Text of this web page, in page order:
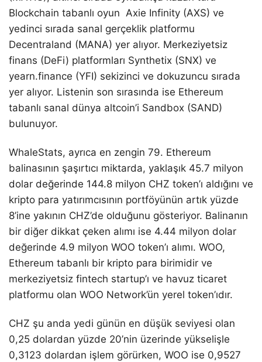
Blockchain tabanlı oyun Axie Infinity (AXS) ve
yedinci sırada sanal gerçeklik platformu
Decentraland (MANA) yer alıyor. Merkeziyetsiz
finans (DeFi) platformları Synthetix (SNX) ve
yearn.finance (YFI) sekizinci ve dokuzuncu sırada
yer alıyor. Listenin son sırasında ise Ethereum
tabanlı sanal dünya altcoin’i Sandbox (SAND)
bulunuyor.
WhaleStats, ayrıca en zengin 79. Ethereum
balinasının şaşırtıcı miktarda, yaklaşık 45.7 milyon
dolar değerinde 144.8 milyon CHZ token’ı aldığını ve
kripto para yatırımcısının portföyünün artık yüzde
8’ine yakının CHZ’de olduğunu gösteriyor. Balinanın
bir diğer dikkat çeken alımı ise 4.44 milyon dolar
değerinde 4.9 milyon WOO token’ı alımı. WOO,
Ethereum tabanlı bir kripto para birimidir ve
merkeziyetsiz fintech startup’ı ve havuz ticaret
platformu olan WOO Network’ün yerel token’ıdır.
CHZ şu anda yedi günün en düşük seviyesi olan
0,25 dolardan yüzde 20’nin üzerinde yükselişle
0,3123 dolardan işlem görürken, WOO ise 0,9527